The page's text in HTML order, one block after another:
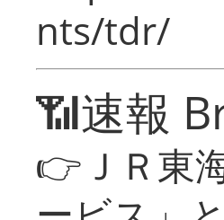
nts/tdr/
📶速報
👉ＪＲ東